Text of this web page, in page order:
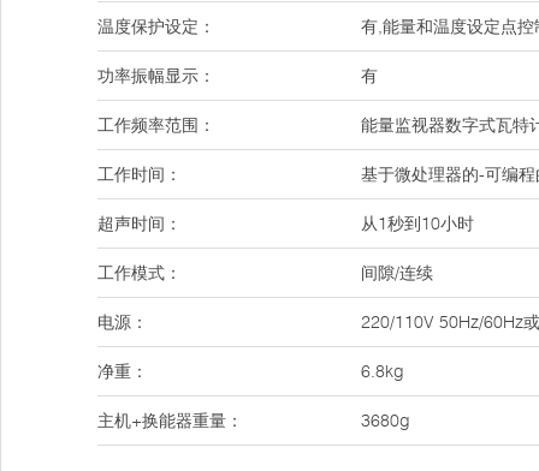
温度保护设定： 有,能量和温度设定点
功率振幅显示： 有
工作频率范围： 能量监视器数字式瓦特
工作时间： 基于微处理器的-可编
超声时间： 从1秒到10小时
工作模式： 间隙/连续
电源： 220/110V 50Hz/60Hz
净重： 6.8kg
主机+换能器重量： 3680g